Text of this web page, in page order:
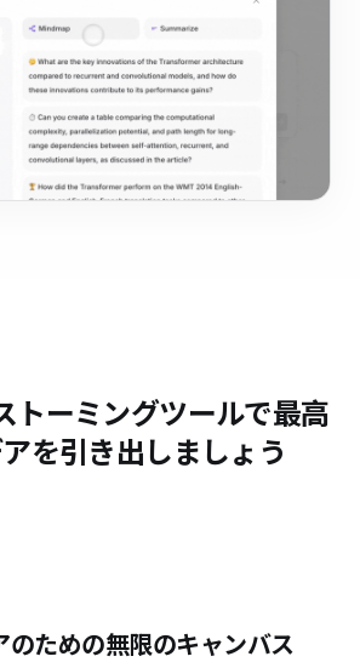
トーミングツールで最高
を引き出しましょう
のための無限のキャンバス